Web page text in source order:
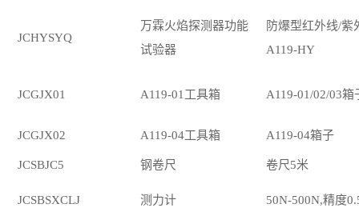
JCHYSYQ
万霖火焰探测器功能
试验器
防爆型红外线/紫
A119-HY
JCGJX01 A119-01工具箱 A119-01/02/03箱
JCGJX02 A119-04工具箱 A119-04箱子
JCSBJC5 钢卷尺 卷尺5米
JCSBSXCLJ 测力计 50N-500N,精度